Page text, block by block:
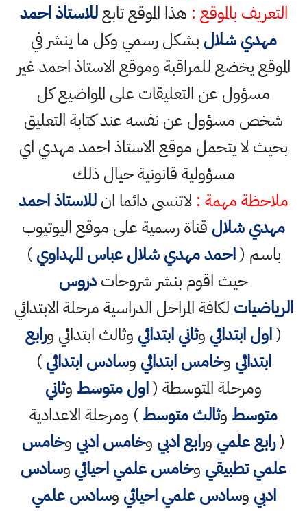
التعريف بالموقع : هذا الموقع تابعللاستاذ احمد
مهدي شلال بشكل رسمي وكل ما ينشر في
الموقع يخضع للمراقبة وموقع الاستاذ احمد غير
مسؤول عن التعليقات على المواضيع كل
شخص مسؤول عن نفسه عند كتابة التعليق
بحيث لا يتحمل موقع الاستاذ احمد مهدي اي
مسؤولية قانونية حيال ذلك
ملاحظة مهمة : لاتنسى دائما انللاستاذ احمد
مهدي شلال قناة رسمية على موقع اليوتيوب
باسم (احمد مهدي شلال عباس المهداوي)
حيث اقوم بنشر شروحاتدروس
الرياضيات لكافة المراحل الدراسية مرحلة الابتدائي
(اول ابتدائي وثاني ابتدائي وثالث ابتدائي ورابع
ابتدائي وخامس ابتدائي وسادس ابتدائي)
ومرحلة المتوسطة (اول متوسط وثاني
متوسط وثالث متوسط) ومرحلة الاعدادية
(رابع علمي ورابع ادبي وخامس ادبي وخامس
علمي تطبيقي وخامس علمي احيائي وسادس
ادبي وسادس علمي احيائي وسادس علمي